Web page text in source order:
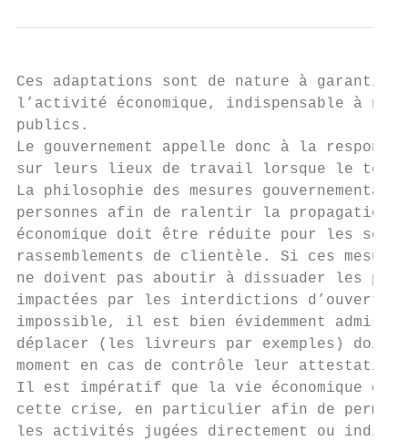
Ces adaptations sont de nature à
l’activité économique, indispensable à
publics.
Le gouvernement appelle donc à la
sur leurs lieux de travail lorsque le
La philosophie des mesures
personnes afin de ralentir la
économique doit être réduite pour les
rassemblements de clientèle. Si ces
ne doivent pas aboutir à dissuader les
impactées par les interdictions
impossible, il est bien évidemment admis
déplacer (les livreurs par exemples)
moment en cas de contrôle leur attestation
Il est impératif que la vie économique de
cette crise, en particulier afin de
les activités jugées directement ou